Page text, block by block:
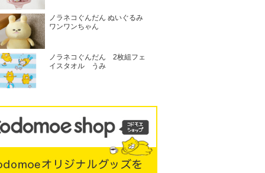
ノラネコぐんだん ぬいぐるみ
ワンワンちゃん
ノラネコぐんだん 2枚組フェ
イスタオル うみ